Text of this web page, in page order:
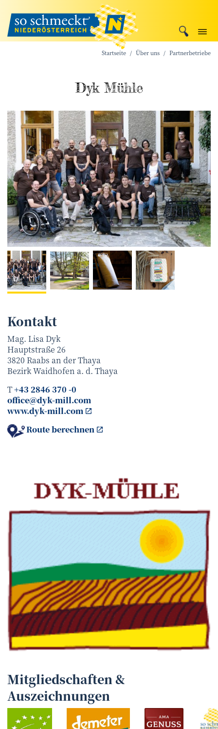
Startseite Über uns Partnerbetriebe
Dyk Mühle
©Netzwerk Kulinarik/ Martina Siebenhandl
Kontakt
Mag. Lisa Dyk
Hauptstraße 26
3820 Raabs an der Thaya
BezirkWaidhofen a. d. Thaya
T+43 2846 370 -0
office@dyk-mill.com
www.dyk-mill.com
Route berechnen
Mitgliedschaften &
Auszeichnungen